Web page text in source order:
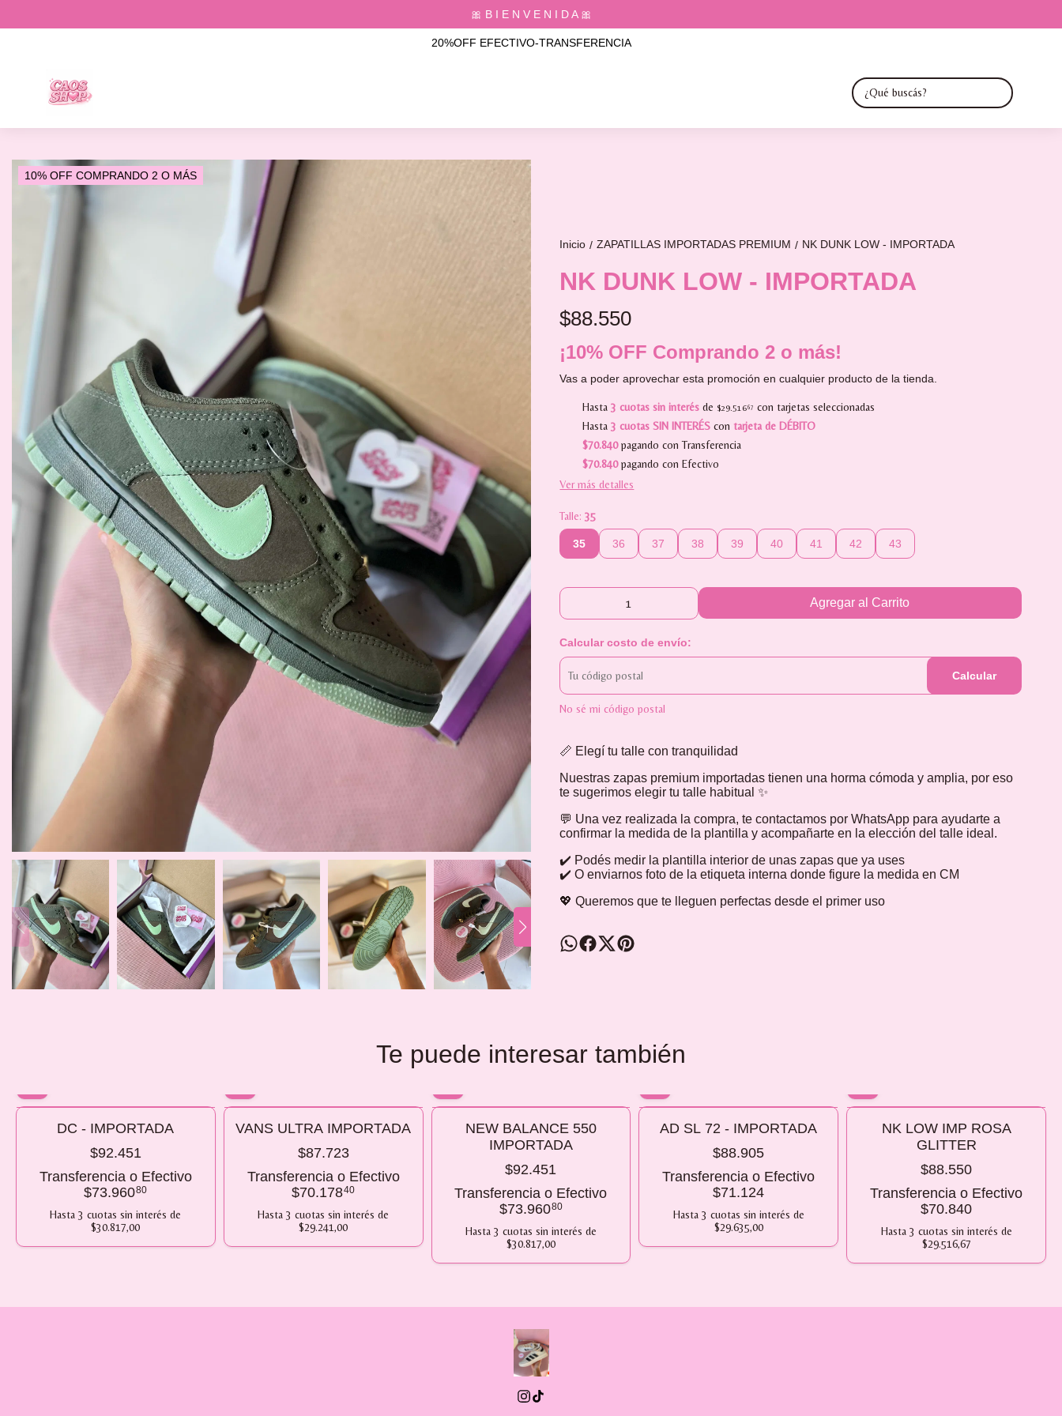
🎀 B I E N V E N I D A 🎀
20%OFF EFECTIVO-TRANSFERENCIA
10% OFF COMPRANDO 2 O MÁS
Inicio / ZAPATILLAS IMPORTADAS PREMIUM / NK DUNK LOW - IMPORTADA
NK DUNK LOW - IMPORTADA
$88.550
¡10% OFF Comprando 2 o más!
Vas a poder aprovechar esta promoción en cualquier producto de la tienda.
Hasta3 cuotas sin interés de $29.51667 con tarjetas seleccionadas
Hasta3 cuotas SIN INTERÉS contarjeta de DÉBITO
$70.840pagando con Transferencia
$70.840pagando con Efectivo
Ver más detalles
Talle:35
35 36 37 38 39 40 41 42 43
Agregar al Carrito
Calcular costo de envío:
Calcular
No sé mi código postal
📏 Elegí tu talle con tranquilidad
Nuestras zapas premium importadas tienen una horma cómoda y amplia, por eso
te sugerimos elegir tu talle habitual ✨
💬 Una vez realizada la compra, te contactamos por WhatsApp para ayudarte a
confirmar la medida de la plantilla y acompañarte en la elección del talle ideal.
✔️ Podés medir la plantilla interior de unas zapas que ya uses
✔️ O enviarnos foto de la etiqueta interna donde figure la medida en CM
💖 Queremos que te lleguen perfectas desde el primer uso
Te puede interesar también
COMPRANDO 2 O MÁS
DC - IMPORTADA
$92.451
Transferencia o Efectivo
$73.96080
Hasta3 cuotas sin interésde
$30.817,00
COMPRANDO 2 O MÁS
VANS ULTRA IMPORTADA
$87.723
Transferencia o Efectivo
$70.17840
Hasta3 cuotas sin interésde
$29.241,00
COMPRANDO 2 O MÁS
NEW BALANCE 550
IMPORTADA
$92.451
Transferencia o Efectivo
$73.96080
Hasta 3 cuotas sin interés de
$30.817,00
COMPRANDO 2 O MÁS
AD SL 72 - IMPORTADA
$88.905
Transferencia o Efectivo
$71.124
Hasta 3 cuotas sin interés de
$29.635,00
COMPRANDO 2 O MÁS
NK LOW IMP ROSA
GLITTER
$88.550
Transferencia o Efectivo
$70.840
Hasta 3 cuotas sin interés de
$29.516,67